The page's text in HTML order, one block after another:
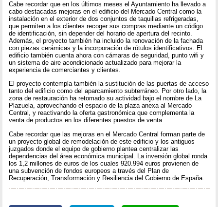
Cabe recordar que en los últimos meses el Ayuntamiento ha llevado a
cabo destacadas mejoras en el edificio del Mercado Central como la
instalación en el exterior de dos conjuntos de taquillas refrigeradas,
que permiten a los clientes recoger sus compras mediante un código
de identificación, sin depender del horario de apertura del recinto.
Además, el proyecto también ha incluido la renovación de la fachada
con piezas cerámicas y la incorporación de rótulos identificativos. El
edificio también cuenta ahora con cámaras de seguridad, punto wifi y
un sistema de aire acondicionado actualizado para mejorar la
experiencia de comerciantes y clientes.
El proyecto contempla también la sustitución de las puertas de acceso
tanto del edificio como del aparcamiento subterráneo. Por otro lado, la
zona de restauración ha retomado su actividad bajo el nombre de La
Plazuela, aprovechando el espacio de la plaza anexa al Mercado
Central, y reactivando la oferta gastronómica que complementa la
venta de productos en los diferentes puestos de venta.
Cabe recordar que las mejoras en el Mercado Central forman parte de
un proyecto global de remodelación de este edificio y los antiguos
juzgados donde el equipo de gobierno plantea centralizar las
dependencias del área económica municipal. La inversión global ronda
los 1,2 millones de euros de los cuales 920.994 euros provienen de
una subvención de fondos europeos a través del Plan de
Recuperación, Transformación y Resiliencia del Gobierno de España.